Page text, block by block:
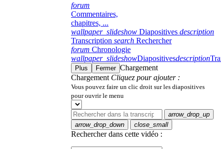
forum
Commentaires,
chapitres, ...
wallpaper_slideshow Diapositives description
Transcription search Rechercher
forum Chronologie
wallpaper_slideshowDiapositivesdescription
Plus Fermer Chargement
Chargement Cliquez pour ajouter :
Vous pouvez faire un clic droit sur les diapositives
pour ouvrir le menu
arrow_drop_up
arrow_drop_down
close_small
Rechercher dans cette vidéo :